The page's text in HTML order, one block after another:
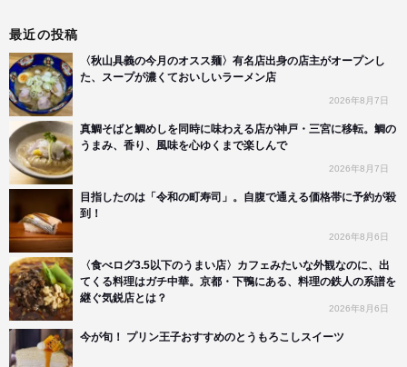
最近の投稿
〈秋山具義の今月のオスス麺〉有名店出身の店主がオープンし
た、スープが濃くておいしいラーメン店
2026年8月7日
真鯛そばと鯛めしを同時に味わえる店が神戸・三宮に移転。鯛の
うまみ、香り、風味を心ゆくまで楽しんで
2026年8月7日
目指したのは「令和の町寿司」。自腹で通える価格帯に予約が殺
到！
2026年8月6日
〈食べログ3.5以下のうまい店〉カフェみたいな外観なのに、出
てくる料理はガチ中華。京都・下鴨にある、料理の鉄人の系譜を
継ぐ気鋭店とは？
2026年8月6日
今が旬！ プリン王子おすすめのとうもろこしスイーツ